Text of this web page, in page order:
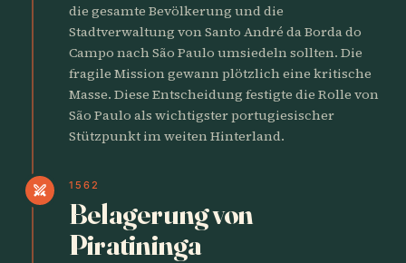
die gesamte Bevölkerung und die
Stadtverwaltung von Santo André da Borda do
Campo nach São Paulo umsiedeln sollten. Die
fragile Mission gewann plötzlich eine kritische
Masse. Diese Entscheidung festigte die Rolle von
São Paulo als wichtigster portugiesischer
Stützpunkt im weiten Hinterland.
swords 1562
Belagerung von
Piratininga